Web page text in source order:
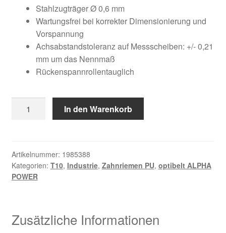
Kundeninformationen
Mein Konto
Shop
Warenkorb
Zahlungsarten
war:
50,05 €
ist:
21,89 €.
Stahlzugträger Ø 0,6 mm
Wartungsfrei bei korrekter Dimensionierung und
Vorspannung
Achsabstandstoleranz auf Messscheiben: +/- 0,21
mm um das Nennmaß
Rückenspannrollentauglich
AP
Menge
In den Warenkorb
Artikelnummer: 1985388
Kategorien: T10, Industrie, Zahnriemen PU, optibelt ALPHA
POWER
Zusätzliche Informationen